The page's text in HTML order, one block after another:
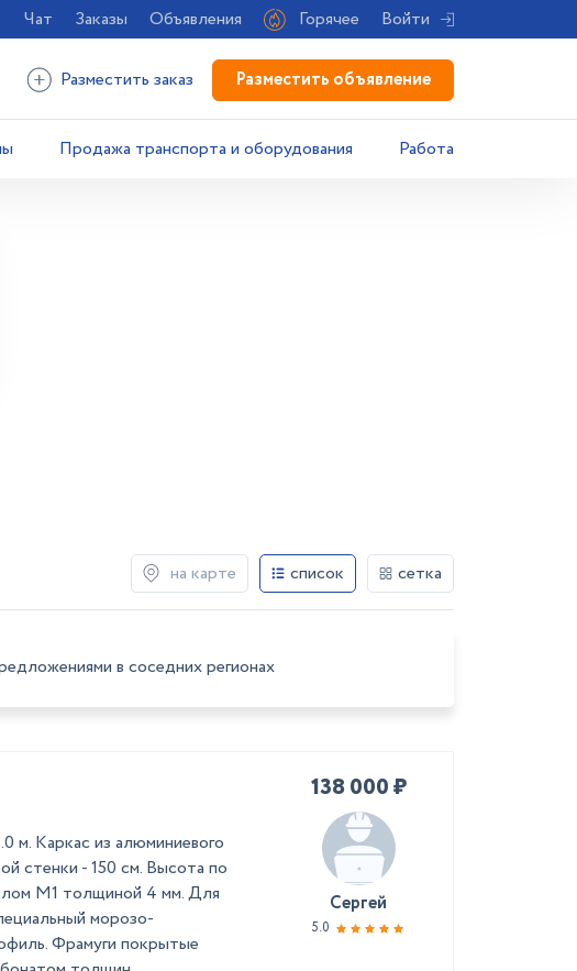
Чат Заказы Объявления Горячее Войти
Разместить заказ Разместить объявление
Продажа транспорта и оборудования Работа
на карте список сетка
в соседних регионах
м. Каркас из алюминиевого
стенки - 150 см. Высота по
М1 толщиной 4 мм. Для
морозо-
Фрамуги покрытые
138 000 ₽
Сергей
5.0